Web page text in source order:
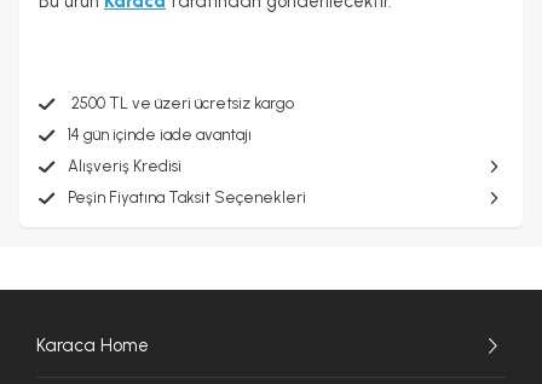
2500 TL ve üzeri ücretsiz kargo
14 gün içinde iade avantajı
Alışveriş Kredisi
Peşin Fiyatına Taksit Seçenekleri
Karaca Home